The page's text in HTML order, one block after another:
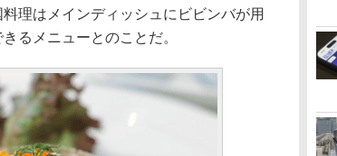
理はメインディッシュにビビンバが用
るメニューとのことだ。